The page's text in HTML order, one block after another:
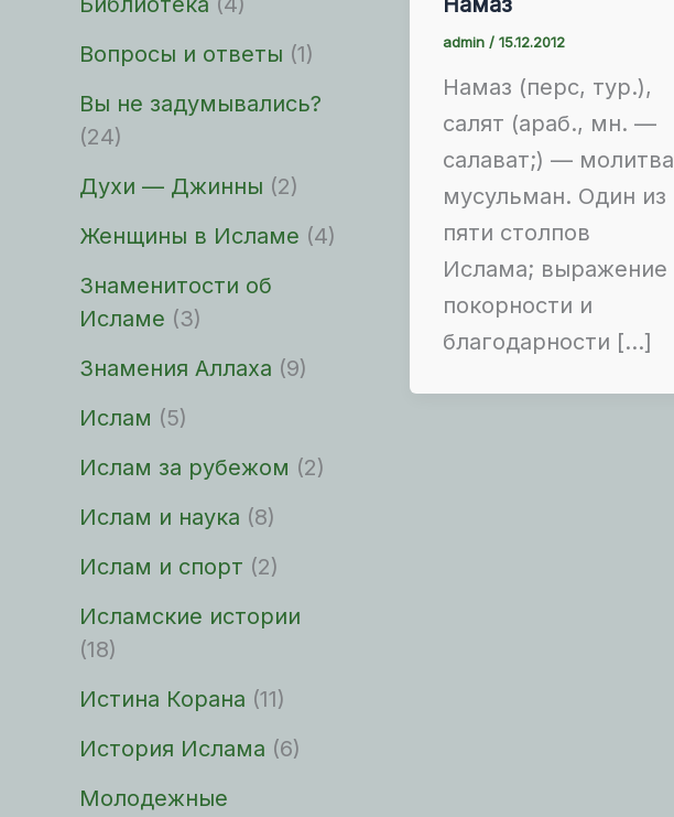
Вопросы и ответы (1)
Вы не задумывались?
(24)
Духи — Джинны (2)
Женщины в Исламе (4)
Знаменитости об
Исламе (3)
Знамения Аллаха (9)
Ислам (5)
Ислам за рубежом (2)
Ислам и наука (8)
Ислам и спорт (2)
Исламские истории
(18)
Истина Корана (11)
История Ислама (6)
Молодежные
admin / 15.12.2012
Намаз (перс, тур.),
салят (араб., мн. —
салават;) — молитва
мусульман. Один из
пяти столпов
Ислама; выражение
покорности и
благодарности […]